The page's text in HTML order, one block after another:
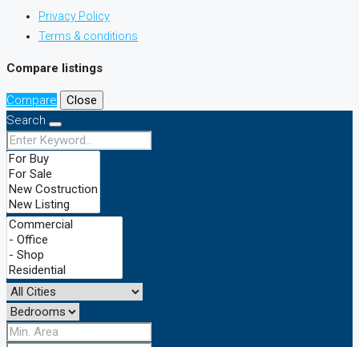
Privacy Policy
Terms & conditions
Compare listings
Compare
Close
Search